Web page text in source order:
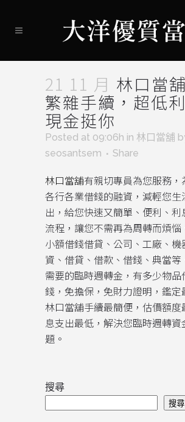
21 11 月 林口當
繁雜手續，超低
現金挺你
Posted at 09:06h in 林口當舖
seosantsem
Share
林口當舖有親切專員為您服務，
各行各業借錢的融資，減輕您生
出，給您快速又簡單、便利、利
流程，讓您不需再為周轉而煩惱
小額借錢借貸、公司、工廠、機
資、借貸、借款、借錢、典當等
需要的臨時週轉金，有多少物品
錢，免擔保，免財力證明，鑑定
林口當舖手續最簡便，估價額度
息支出最低，解決您臨時週轉資
題。
搜尋
搜尋